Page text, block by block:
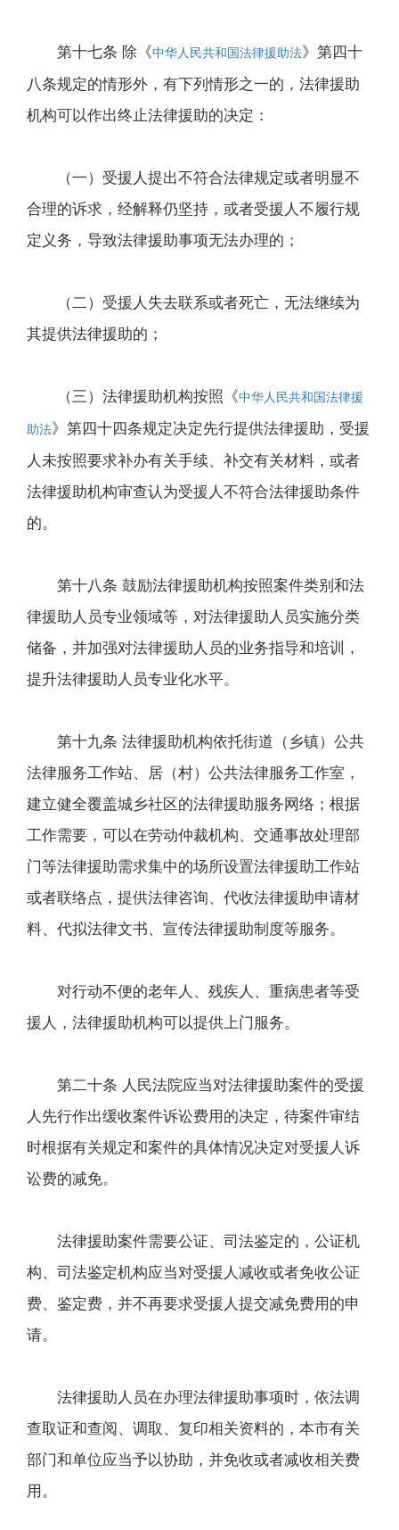
第十七条 除《中华人民共和国法律援助法》第四十
八条规定的情形外，有下列情形之一的，法律援助
机构可以作出终止法律援助的决定：
（一）受援人提出不符合法律规定或者明显不
合理的诉求，经解释仍坚持，或者受援人不履行规
定义务，导致法律援助事项无法办理的；
（二）受援人失去联系或者死亡，无法继续为
其提供法律援助的；
（三）法律援助机构按照《中华人民共和国法律援
助法》第四十四条规定决定先行提供法律援助，受援
人未按照要求补办有关手续、补交有关材料，或者
法律援助机构审查认为受援人不符合法律援助条件
的。
第十八条 鼓励法律援助机构按照案件类别和法
律援助人员专业领域等，对法律援助人员实施分类
储备，并加强对法律援助人员的业务指导和培训，
提升法律援助人员专业化水平。
第十九条 法律援助机构依托街道（乡镇）公共
法律服务工作站、居（村）公共法律服务工作室，
建立健全覆盖城乡社区的法律援助服务网络；根据
工作需要，可以在劳动仲裁机构、交通事故处理部
门等法律援助需求集中的场所设置法律援助工作站
或者联络点，提供法律咨询、代收法律援助申请材
料、代拟法律文书、宣传法律援助制度等服务。
对行动不便的老年人、残疾人、重病患者等受
援人，法律援助机构可以提供上门服务。
第二十条 人民法院应当对法律援助案件的受援
人先行作出缓收案件诉讼费用的决定，待案件审结
时根据有关规定和案件的具体情况决定对受援人诉
讼费的减免。
法律援助案件需要公证、司法鉴定的，公证机
构、司法鉴定机构应当对受援人减收或者免收公证
费、鉴定费，并不再要求受援人提交减免费用的申
请。
法律援助人员在办理法律援助事项时，依法调
查取证和查阅、调取、复印相关资料的，本市有关
部门和单位应当予以协助，并免收或者减收相关费
用。